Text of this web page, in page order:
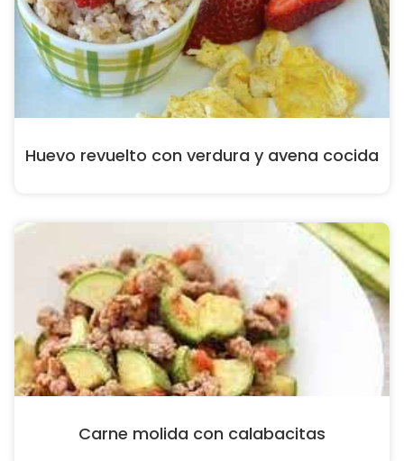
Huevo revuelto con verdura y avena cocida
Carne molida con calabacitas